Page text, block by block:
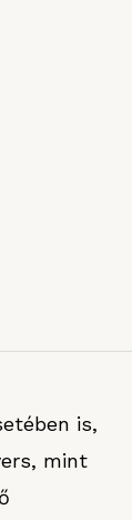
is,
mint